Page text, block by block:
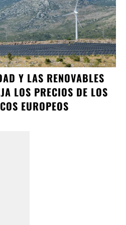
Y LAS RENOVABLES
LOS PRECIOS DE LOS
EUROPEOS